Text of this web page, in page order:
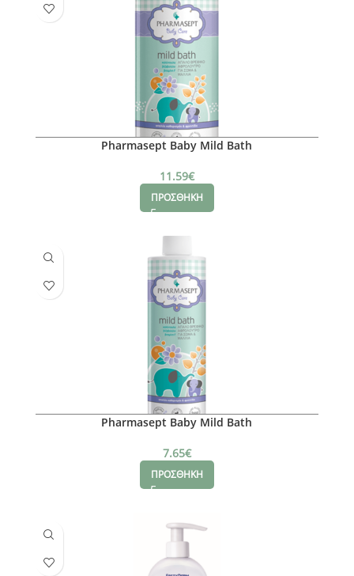
Pharmasept Baby Mild Bath
11.59€
ΠΡΟΣΘΗΚΗ
Pharmasept Baby Mild Bath
7.65€
ΠΡΟΣΘΗΚΗ